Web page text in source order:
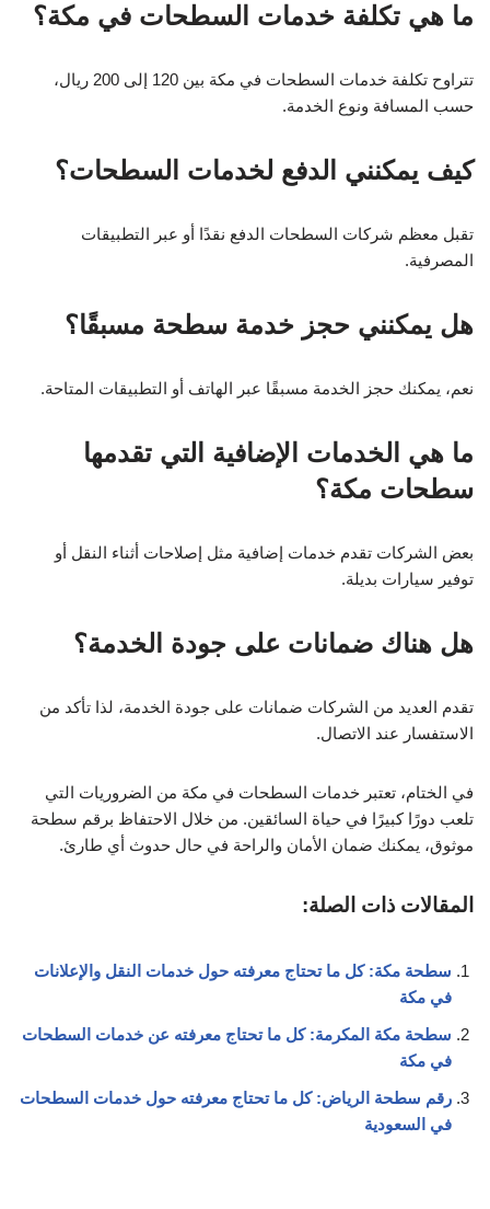
ما هي تكلفة خدمات السطحات في مكة؟
تتراوح تكلفة خدمات السطحات في مكة بين 120 إلى 200 ريال،
حسب المسافة ونوع الخدمة.
كيف يمكنني الدفع لخدمات السطحات؟
تقبل معظم شركات السطحات الدفع نقدًا أو عبر التطبيقات
المصرفية.
هل يمكنني حجز خدمة سطحة مسبقًا؟
نعم، يمكنك حجز الخدمة مسبقًا عبر الهاتف أو التطبيقات المتاحة.
ما هي الخدمات الإضافية التي تقدمها
سطحات مكة؟
بعض الشركات تقدم خدمات إضافية مثل إصلاحات أثناء النقل أو
توفير سيارات بديلة.
هل هناك ضمانات على جودة الخدمة؟
تقدم العديد من الشركات ضمانات على جودة الخدمة، لذا تأكد من
الاستفسار عند الاتصال.
في الختام، تعتبر خدمات السطحات في مكة من الضروريات التي
تلعب دورًا كبيرًا في حياة السائقين. من خلال الاحتفاظ برقم سطحة
موثوق، يمكنك ضمان الأمان والراحة في حال حدوث أي طارئ.
المقالات ذات الصلة:
سطحة مكة: كل ما تحتاج معرفته حول خدمات النقل والإعلانات
في مكة
سطحة مكة المكرمة: كل ما تحتاج معرفته عن خدمات السطحات
في مكة
رقم سطحة الرياض: كل ما تحتاج معرفته حول خدمات السطحات
في السعودية